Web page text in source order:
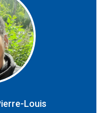
Louis